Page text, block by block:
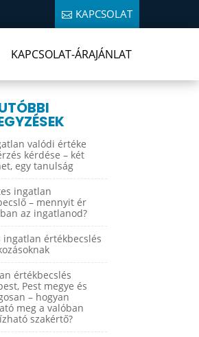
KAPCSOLAT
KAPCSOLAT-ÁRAJÁNLAT
valódi értéke
kérdése – két
egy tanulság
ingatlan
– mennyit ér
az ingatlanod?
ingatlan értékbecslés
értékbecslés
Pest megye és
– hogyan
meg a valóban
szakértő?